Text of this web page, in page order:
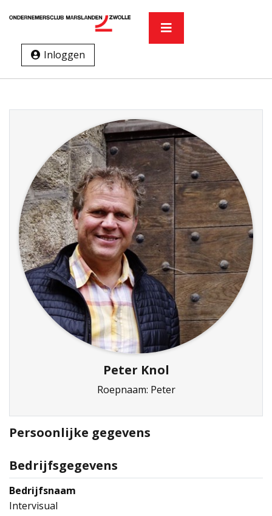
Inloggen
Peter Knol
Roepnaam: Peter
Persoonlijke gegevens
Bedrijfsgegevens
Bedrijfsnaam
Intervisual